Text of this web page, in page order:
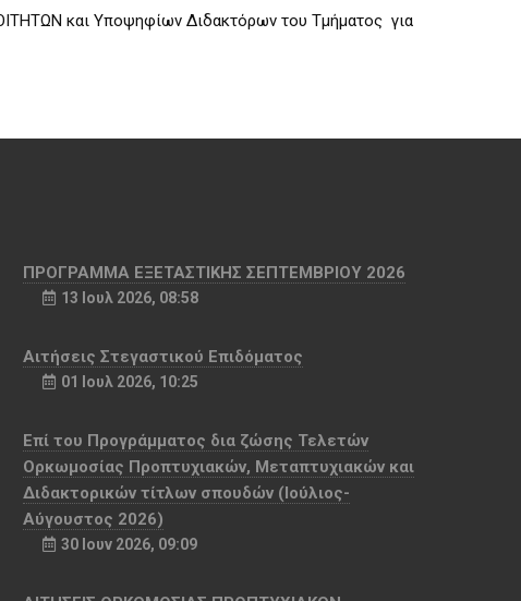
και Υποψηφίων Διδακτόρων του Τμήματoς για
ΠΡΟΓΡΑΜΜΑ ΕΞΕΤΑΣΤΙΚΗΣ ΣΕΠΤΕΜΒΡΙΟΥ 2026
13 Ιουλ 2026, 08:58
Αιτήσεις Στεγαστικού Επιδόματος
01 Ιουλ 2026, 10:25
Επί του Προγράμματος δια ζώσης Τελετών
Ορκωμοσίας Προπτυχιακών, Μεταπτυχιακών και
Διδακτορικών τίτλων σπουδών (Ιούλιος-
Αύγουστος 2026)
30 Ιουν 2026, 09:09